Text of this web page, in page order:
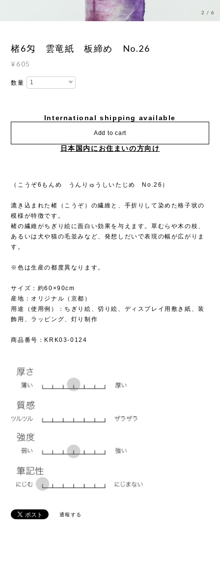
3 /6
楮6匁 雲竜紙 板締め No.26
¥605
数量
International shipping available
Add to cart
日本国内にお住まいの方向け
（こうぞ6もんめ うんりゅうしいたじめ No.26）
漉き込まれた楮（こうぞ）の繊維と、手折りして染めた格子状の
模様が特徴です。
楮の繊維がちぎり絵に面白い効果を与えます。草むらや木の枝、
あるいは犬や猫の毛並みなど、発想しだいで表現の幅が広がりま
す。
※色は生産の都度異なります。
サイズ：約60×90cm
産地：オリジナル（京都）
用途（使用例）：ちぎり絵、切り絵、ディスプレイ用敷き紙、装
飾用、ラッピング、灯り制作
商品番号：KRK03-0124
通報する